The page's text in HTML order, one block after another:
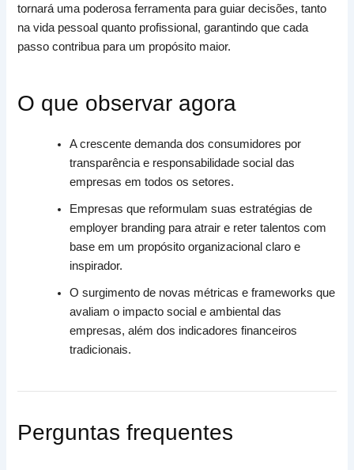
tornará uma poderosa ferramenta para guiar decisões, tanto
na vida pessoal quanto profissional, garantindo que cada
passo contribua para um propósito maior.
O que observar agora
A crescente demanda dos consumidores por
transparência e responsabilidade social das
empresas em todos os setores.
Empresas que reformulam suas estratégias de
employer branding para atrair e reter talentos com
base em um propósito organizacional claro e
inspirador.
O surgimento de novas métricas e frameworks que
avaliam o impacto social e ambiental das
empresas, além dos indicadores financeiros
tradicionais.
Perguntas frequentes